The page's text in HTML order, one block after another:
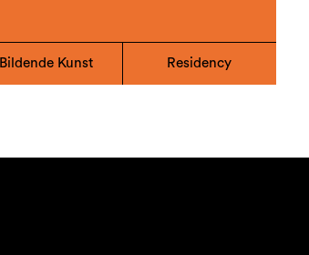
Bildende Kunst Residency